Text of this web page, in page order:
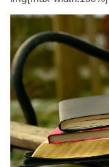
n
o
e
ر
و
ا
ي